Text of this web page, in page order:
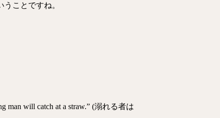
ことですね。
man will catch at a straw.” (溺れる者は